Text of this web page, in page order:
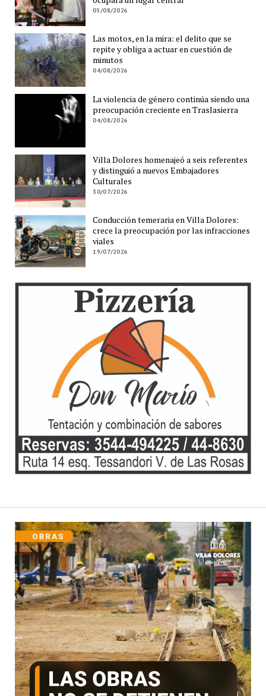
05/08/2026
Las motos, en la mira: el delito que se
repite y obliga a actuar en cuestión de
minutos
04/08/2026
La violencia de género continúa siendo una
preocupación creciente en Traslasierra
04/08/2026
Villa Dolores homenajeó a seis referentes
y distinguió a nuevos Embajadores
Culturales
30/07/2026
Conducción temeraria en Villa Dolores:
crece la preocupación por las infracciones
viales
19/07/2026